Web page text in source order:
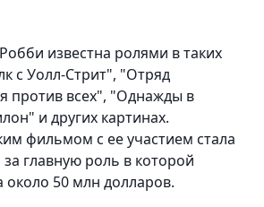
известна ролями в таких
с Уолл-Стрит", "Отряд
против всех", "Однажды в
и других картинах.
фильмом с ее участием стала
главную роль в которой
около 50 млн долларов.